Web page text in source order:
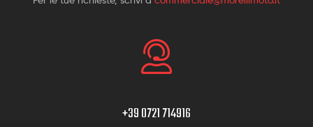
+39 0721 714916